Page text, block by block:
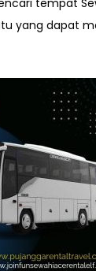
tempat
yang dapat